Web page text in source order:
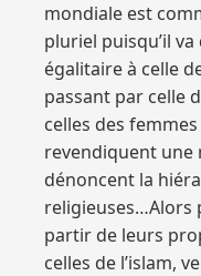
mondiale est
pluriel puisqu’il
égalitaire à celle
passant par celle
celles des
revendiquent une
dénoncent la
religieuses…Alors
partir de leurs
celles de l’islam,